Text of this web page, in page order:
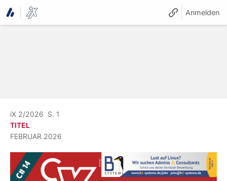
Anmelden
iX 2/2026 S. 1
TITEL
FEBRUAR 2026